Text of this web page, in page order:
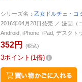
シリーズ名： 乙女ドルチェ・コ
2016年04月28日発売 ／ 漫画（
Android, iPhone, iPad, デスクト
352円 (税込)
3ポイント 1倍